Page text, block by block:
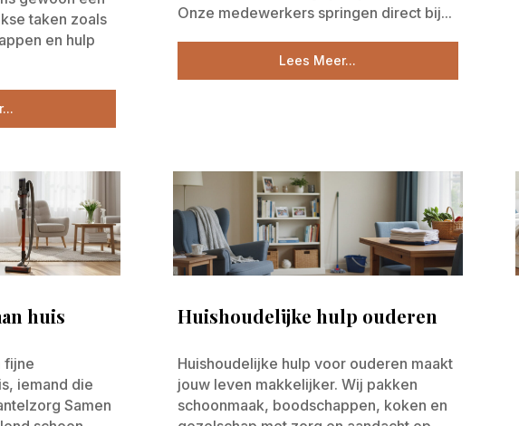
taken zoals
en hulp
Onze medewerkers springen direct bij...
Lees Meer...
huis
fijne
iemand die
Samen
Huishoudelijke hulp ouderen
Huishoudelijke hulp voor ouderen maakt
jouw leven makkelijker. Wij pakken
schoonmaak, boodschappen, koken en